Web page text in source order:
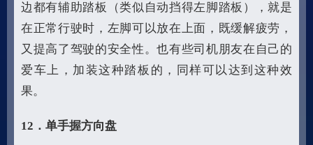
边都有辅助踏板（类似自动挡得左脚踏板），就是
在正常行驶时，左脚可以放在上面，既缓解疲劳，
又提高了驾驶的安全性。也有些司机朋友在自己的
爱车上，加装这种踏板的，同样可以达到这种效
果。
12 ．单手握方向盘